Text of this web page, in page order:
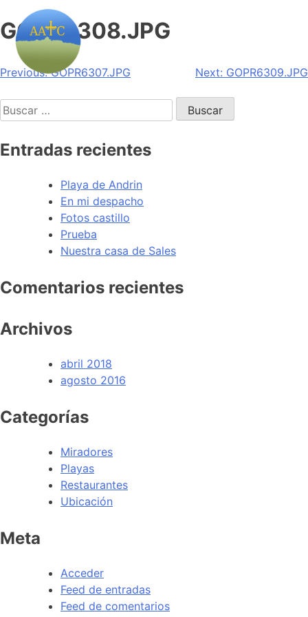
GOPR6308.JPG
Navegación
de
entradas
Previous: GOPR6307.JPG Next: GOPR6309.JPG
Buscar:
Entradas recientes
Playa de Andrin
En mi despacho
Fotos castillo
Prueba
Nuestra casa de Sales
Comentarios recientes
Archivos
abril 2018
agosto 2016
Categorías
Miradores
Playas
Restaurantes
Ubicación
Meta
Acceder
Feed de entradas
Feed de comentarios